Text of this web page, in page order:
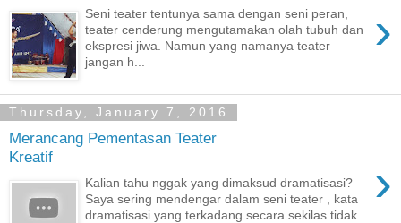
›
Seni teater tentunya sama dengan seni peran,
teater cenderung mengutamakan olah tubuh dan
ekspresi jiwa. Namun yang namanya teater
jangan h...
Thursday, January 7, 2016
Merancang Pementasan Teater
Kreatif
›
Kalian tahu nggak yang dimaksud dramatisasi?
Saya sering mendengar dalam seni teater , kata
dramatisasi yang terkadang secara sekilas tidak...